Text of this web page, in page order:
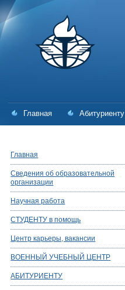
Главная Абитуриенту
Главная
Сведения об образовательной
организации
Научная работа
СТУДЕНТУ в помощь
Центр карьеры, вакансии
ВОЕННЫЙ УЧЕБНЫЙ ЦЕНТР
АБИТУРИЕНТУ